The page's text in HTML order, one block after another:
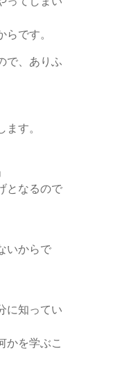
です。
で、ありふ
す。
となるので
いからで
に知ってい
かを学ぶこ